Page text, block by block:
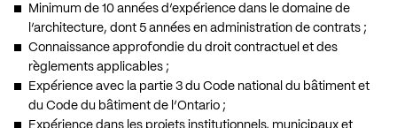
Minimum de 10 années d’expérience dans le domaine de
l’architecture, dont 5 années en administration de contrats ;
Connaissance approfondie du droit contractuel et des
règlements applicables ;
Expérience avec la partie 3 du Code national du bâtiment et
du Code du bâtiment de l’Ontario ;
Expérience dans les projets institutionnels, municipaux et